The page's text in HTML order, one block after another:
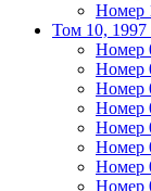
Номер
Том 10, 1997
Номер
Номер
Номер
Номер
Номер
Номер
Номер
Номер